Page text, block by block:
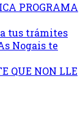
PROGRAMA
tus trámites
Nogais te
QUE NON LLE